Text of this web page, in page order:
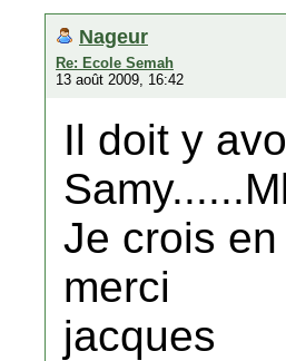
Nageur
Re: Ecole Semah
13 août 2009, 16:42
Il doit y
Je crois
merci
jacques